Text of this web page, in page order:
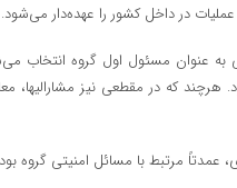
در داخل کشور را عهده‌دار می‌شود.
فهیمه اروانی به عنوان مسئول اول گروه
که در مقطعی نیز مشارالیها،
مرتبط با مسائل امنیتی گروه